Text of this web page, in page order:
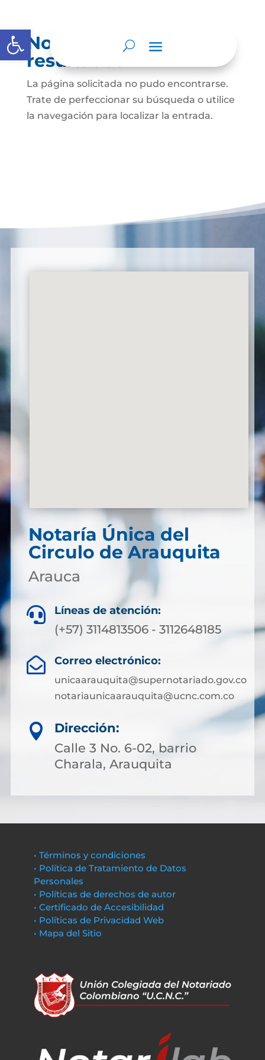
Abrir barra de herramientas
No se encontraron
resultados
La página solicitada no pudo encontrarse.
Trate de perfeccionar su búsqueda o utilice
la navegación para localizar la entrada.
Notaría Única del
Circulo de Arauquita
Arauca
 Líneas de atención:
(+57) 3114813506 - 3112648185
 Correo electrónico:
unicaarauquita@supernotariado.gov.co
notariaunicaarauquita@ucnc.com.co

Dirección:
Calle 3 No. 6-02, barrio
Charala, Arauquita
• Términos y condiciones
• Política de Tratamiento de Datos
Personales
• Políticas de derechos de autor
• Certificado de Accesibilidad
• Políticas de Privacidad Web
• Mapa del Sitio